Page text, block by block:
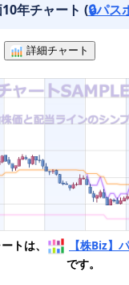
年チャート (🔒パ
詳細チャート
トは、 【株Biz】
です。